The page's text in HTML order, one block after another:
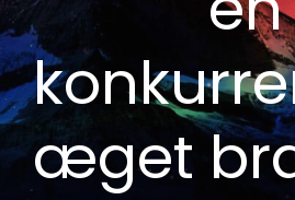
æget